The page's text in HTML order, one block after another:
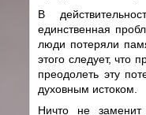
В
единственная
люди потеряли
этого следует, что
преодолеть эту
духовным истоком.
Ничто не